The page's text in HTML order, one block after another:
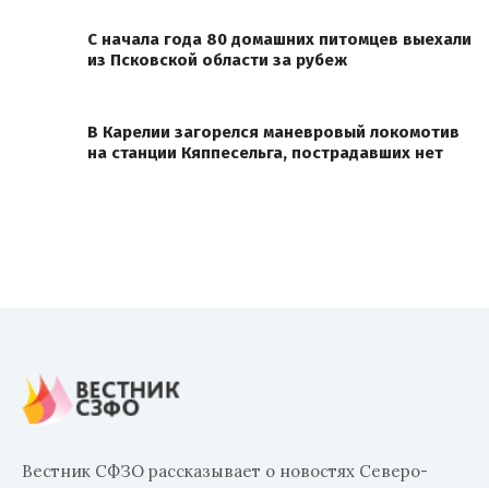
С начала года 80 домашних питомцев выехали
из Псковской области за рубеж
В Карелии загорелся маневровый локомотив
на станции Кяппесельга, пострадавших нет
Вестник СФЗО рассказывает о новостях Северо-